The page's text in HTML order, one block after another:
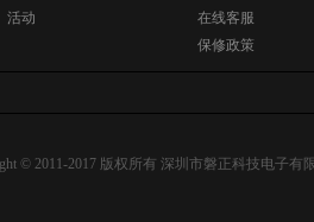
活动
在线客服
保修政策
© 2011-2017 版权所有 深圳市磐正科技电子有